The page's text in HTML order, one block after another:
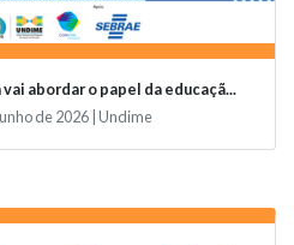
o papel da educaçã...
de 2026 | Undime